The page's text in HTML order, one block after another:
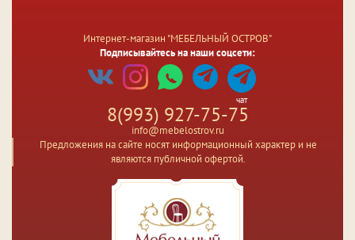
Интернет-магазин "МЕБЕЛЬНЫЙ ОСТРОВ"
Подписывайтесь на наши соцсети:
чат
8(993) 927-75-75
info@mebelostrov.ru
Предложения на сайте носят информационный характер и не
являются публичной офертой.